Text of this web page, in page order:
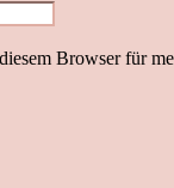
Browser für